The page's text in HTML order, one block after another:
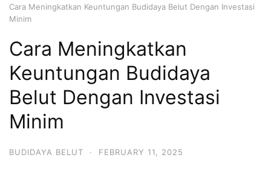
Cara Meningkatkan Keuntungan Budidaya Belut Dengan Investasi
Minim
Cara Meningkatkan
Keuntungan Budidaya
Belut Dengan Investasi
Minim
BUDIDAYA BELUT · FEBRUARY 11, 2025